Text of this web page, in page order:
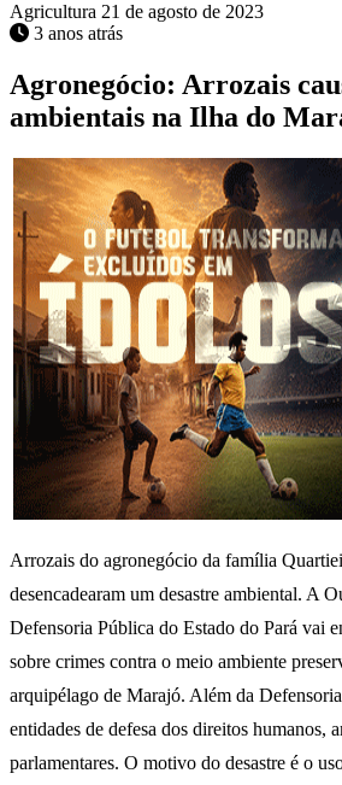
Agricultura 21 de agosto de 2023
3 anos atrás
Agronegócio: Arrozais
ambientais na Ilha do
Arrozais do agronegócio da família
desencadearam um desastre ambiental. A
Defensoria Pública do Estado do Pará vai
sobre crimes contra o meio ambiente
arquipélago de Marajó. Além da
entidades de defesa dos direitos humanos,
parlamentares. O motivo do desastre é o